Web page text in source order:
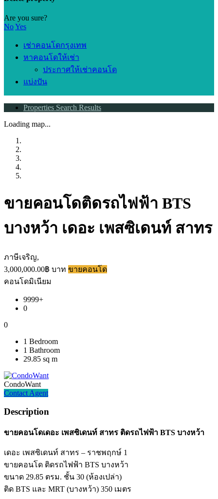
Are you sure?
NoYes
เช่าคอนโดกรุงเทพ
หาคอนโดให้เช่า
ประกาศให้เช่าคอนโด
แบ่งปัน
Properties Search Results
Loading map...
ขายคอนโดติดรถไฟฟ้า BTS
บางหว้า เดอะ เพสซิเดนท์ สาทร
ภาษีเจริญ,
3,000,000.00฿ บาท ขายคอนโด
คอนโดมิเนียม
9999+
0
0
1 Bedroom
1 Bathroom
29.85 sq m
CondoWant
Contact Agent
Description
ขายคอนโดเดอะ เพสซิเดนท์ สาทร ติดรถไฟฟ้า BTS บางหว้า
เดอะ เพสซิเดนท์ สาทร – ราชพฤกษ์ 1
ขายคอนโด ติดรถไฟฟ้า BTS บางหว้า
ขนาด 29.85 ตรม. ชั้น 30 (ห้องเปล่า)
ติด BTS และ MRT (บางหว้า) 350 เมตร